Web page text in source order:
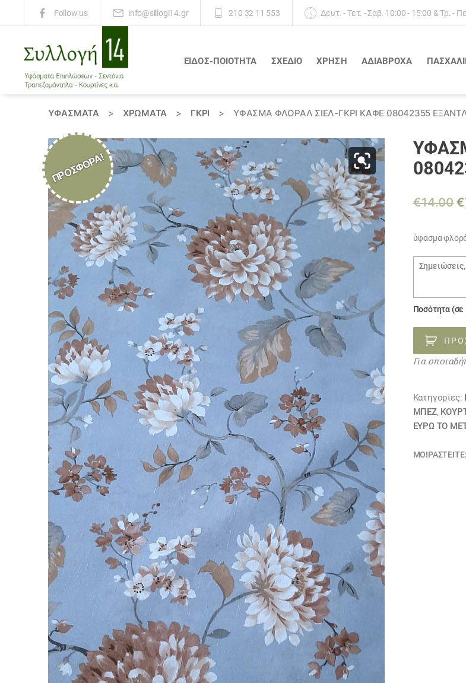
Follow us info@sillogi14.gr 210 32 11 553 Δευτ. - Τετ. - Σάβ. 10:00 - 15:00 & Τρ. -
ΕΙΔΟΣ-ΠΟΙΟΤΗΤΑ ΣΧΕΔΙΟ ΧΡΗΣΗ ΑΔΙΆΒΡΟΧΑ
ΥΦΆΣΜΑΤΑ > ΧΡΏΜΑΤΑ > ΓΚΡΙ > ΎΦΑΣΜΑ ΦΛΟΡΆΛ ΣΙΈΛ-ΓΚΡΊ ΚΑΦΈ 08042355
ΠΡΟΣΦΟΡΆ!
€14.00 €
ύφασμα
Σημειώσεις
Ποσότητα (σε
Για
Κατηγορίες:
ΜΠΕΖ,
ΕΥΡΩ ΤΟ
ΜΟΙΡΑΣΤΕΊΤΕ: